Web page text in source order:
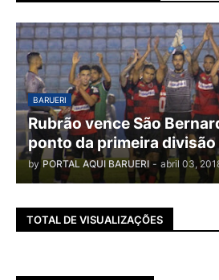
BARUERI
Rubrão vence São
ponto da primeira divisão
by PORTAL AQUI BARUERI - abril 03,
TOTAL DE VISUALIZAÇÕES